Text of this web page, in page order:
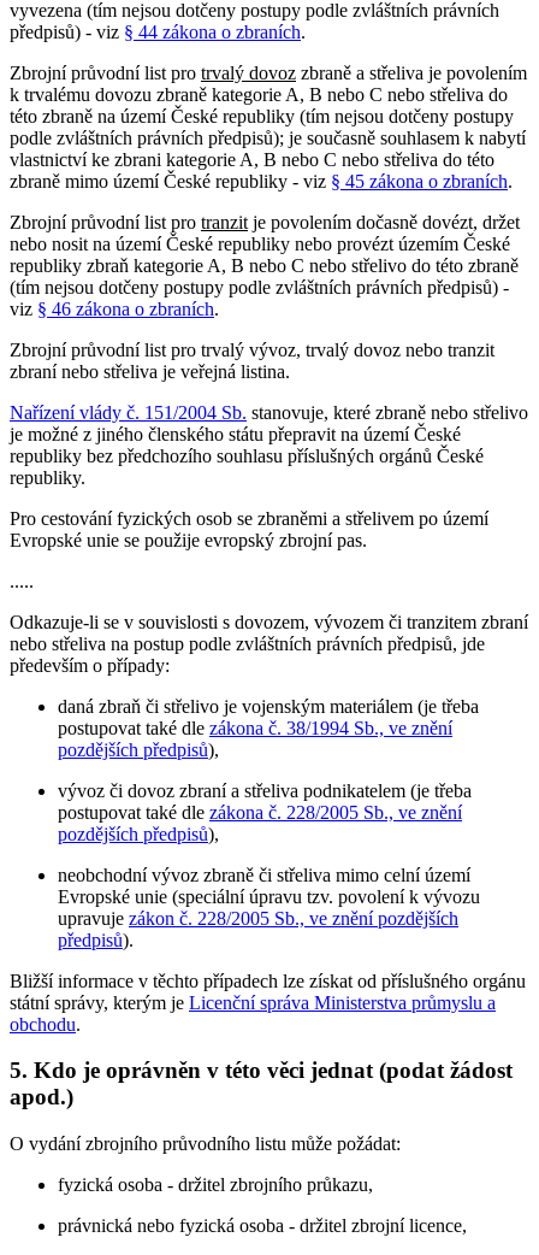
vyvezena (tím nejsou dotčeny postupy podle zvláštních právních
předpisů) - viz § 44 zákona o zbraních.
Zbrojní průvodní list pro trvalý dovoz zbraně a střeliva je povolením
k trvalému dovozu zbraně kategorie A, B nebo C nebo střeliva do
této zbraně na území České republiky (tím nejsou dotčeny postupy
podle zvláštních právních předpisů); je současně souhlasem k nabytí
vlastnictví ke zbrani kategorie A, B nebo C nebo střeliva do této
zbraně mimo území České republiky - viz § 45 zákona o zbraních.
Zbrojní průvodní list pro tranzit je povolením dočasně dovézt, držet
nebo nosit na území České republiky nebo provézt územím České
republiky zbraň kategorie A, B nebo C nebo střelivo do této zbraně
(tím nejsou dotčeny postupy podle zvláštních právních předpisů) -
viz § 46 zákona o zbraních.
Zbrojní průvodní list pro trvalý vývoz, trvalý dovoz nebo tranzit
zbraní nebo střeliva je veřejná listina.
Nařízení vlády č. 151/2004 Sb. stanovuje, které zbraně nebo střelivo
je možné z jiného členského státu přepravit na území České
republiky bez předchozího souhlasu příslušných orgánů České
republiky.
Pro cestování fyzických osob se zbraněmi a střelivem po území
Evropské unie se použije evropský zbrojní pas.
.....
Odkazuje-li se v souvislosti s dovozem, vývozem či tranzitem zbraní
nebo střeliva na postup podle zvláštních právních předpisů, jde
především o případy:
daná zbraň či střelivo je vojenským materiálem (je třeba
postupovat také dle zákona č. 38/1994 Sb., ve znění
pozdějších předpisů),
vývoz či dovoz zbraní a střeliva podnikatelem (je třeba
postupovat také dle zákona č. 228/2005 Sb., ve znění
pozdějších předpisů),
neobchodní vývoz zbraně či střeliva mimo celní území
Evropské unie (speciální úpravu tzv. povolení k vývozu
upravuje zákon č. 228/2005 Sb., ve znění pozdějších
předpisů).
Bližší informace v těchto případech lze získat od příslušného orgánu
státní správy, kterým je Licenční správa Ministerstva průmyslu a
obchodu.
5. Kdo je oprávněn v této věci jednat (podat žádost
apod.)
O vydání zbrojního průvodního listu může požádat:
fyzická osoba - držitel zbrojního průkazu,
právnická nebo fyzická osoba - držitel zbrojní licence,